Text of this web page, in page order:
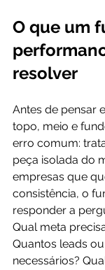
O que um
resolver
Antes de pensar
topo, meio e
erro comum:
peça isolada do
empresas que
consistência, o
responder a
Qual meta
Quantos leads
necessários?